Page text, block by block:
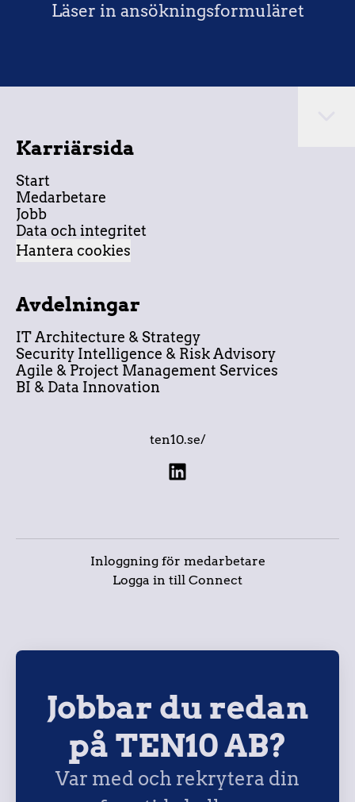
Läser in ansökningsformuläret
Karriärsida
Start
Medarbetare
Jobb
Data och integritet
Hantera cookies
Avdelningar
IT Architecture & Strategy
Security Intelligence & Risk Advisory
Agile & Project Management Services
BI & Data Innovation
ten10.se/
Inloggning för medarbetare
Logga in till Connect
Jobbar du redan
på TEN10 AB?
Var med och rekrytera din